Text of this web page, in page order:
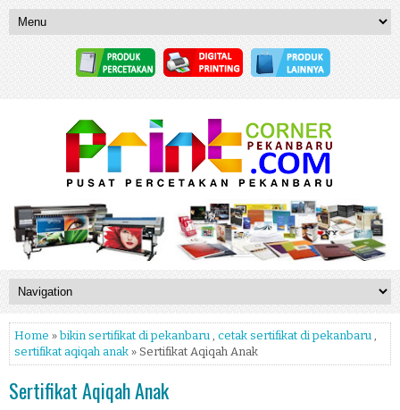
Home »bikin sertifikat di pekanbaru cetak sertifikat di pekanbaru
sertifikat aqiqah anak » Sertifikat Aqiqah Anak
Sertifikat Aqiqah Anak